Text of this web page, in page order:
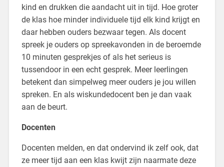
kind en drukken die aandacht uit in tijd. Hoe groter
de klas hoe minder individuele tijd elk kind krijgt en
daar hebben ouders bezwaar tegen. Als docent
spreek je ouders op spreekavonden in de beroemde
10 minuten gesprekjes of als het serieus is
tussendoor in een echt gesprek. Meer leerlingen
betekent dan simpelweg meer ouders je jou willen
spreken. En als wiskundedocent ben je dan vaak
aan de beurt.
Docenten
Docenten melden, en dat ondervind ik zelf ook, dat
ze meer tijd aan een klas kwijt zijn naarmate deze